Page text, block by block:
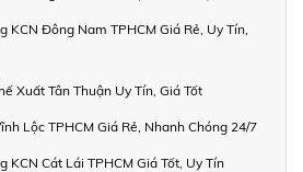
KCN Đông Nam TPHCM Giá Rẻ, Uy Tín,
Xuất Tân Thuận Uy Tín, Giá Tốt
Lộc TPHCM Giá Rẻ, Nhanh Chóng 24/7
KCN Cát Lái TPHCM Giá Tốt, Uy Tín